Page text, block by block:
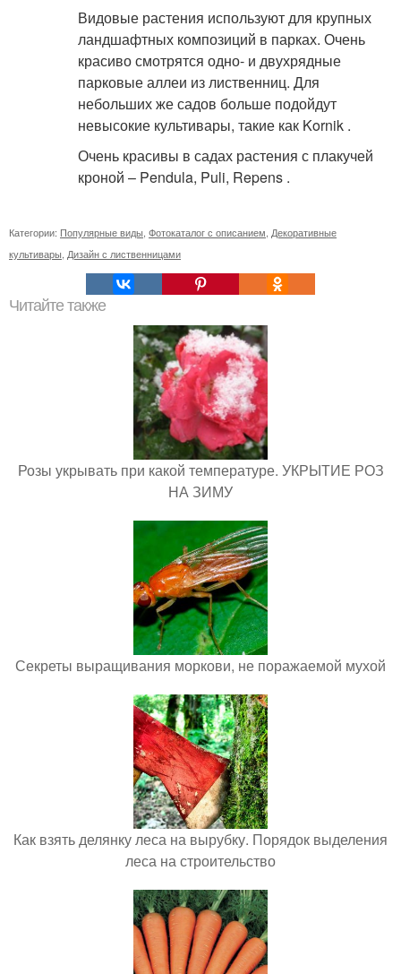
Видовые растения используют для крупных
ландшафтных композиций в парках. Очень
красиво смотрятся одно- и двухрядные
парковые аллеи из лиственниц. Для
небольших же садов больше подойдут
невысокие культивары, такие как Kornik .
Очень красивы в садах растения с плакучей
кроной – Pendula, Puli, Repens .
Категории: Популярные виды Фотокаталог с описанием Декоративные
культивары Дизайн с лиственницами
Читайте также
Розы укрывать при какой температуре. УКРЫТИЕ РОЗ
НА ЗИМУ
Секреты выращивания моркови, не поражаемой мухой
Как взять делянку леса на вырубку. Порядок выделения
леса на строительство